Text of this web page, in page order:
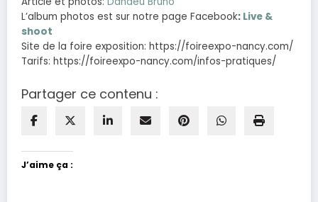
L’album photos est sur notre page Facebook: Live &
shoot
Site de la foire exposition: https://foireexpo-nancy.com/
Tarifs: https://foireexpo-nancy.com/infos-pratiques/
Partager ce contenu :
J’aime ça :